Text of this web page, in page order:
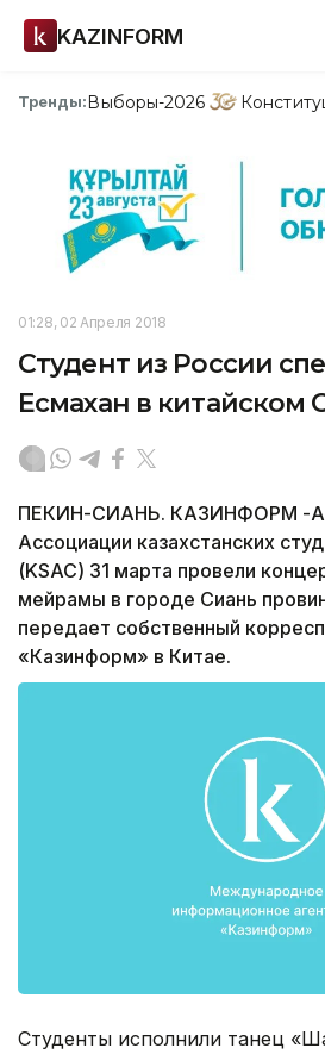
KAZINFORM
Тренды:Выборы-2026
01:28, 02 Апреля 2018
Студент из России
Есмахан в китайском
ПЕКИН-СИАНЬ. КАЗИНФОРМ -
Ассоциации казахстанских
(KSAC) 31 марта провели
мейрамы в городе Сиань
передает собственный
«Казинформ» в Китае.
Студенты исполнили танец